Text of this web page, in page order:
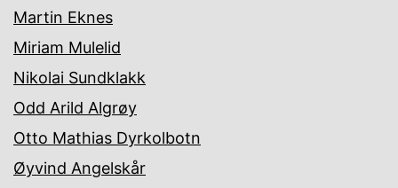
Martin Eknes
Miriam Mulelid
Nikolai Sundklakk
Odd Arild Algrøy
Otto Mathias Dyrkolbotn
Øyvind Angelskår